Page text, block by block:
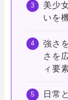
美少
いを
強さ
さを
ィ要
日常